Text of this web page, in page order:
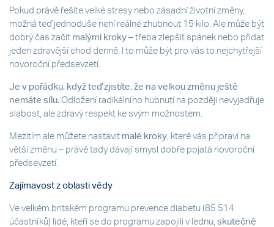
Pokud právě řešíte velké stresy nebo zásadní životní změny,
možná teď jednoduše není reálné zhubnout 15 kilo. Ale může být
dobrý čas začít malými kroky – třeba zlepšit spánek nebo přidat
jeden zdravější chod denně. I to může být pro vás to nejchytřejší
novoroční předsevzetí.
Je v pořádku, když teď zjistíte, že na velkou změnu ještě
nemáte sílu. Odložení radikálního hubnutí na později nevyjadřuje
slabost, ale zdravý respekt ke svým možnostem.
Mezitím ale můžete nastavit malé kroky , které vás připraví na
větší změnu – právě tady dávají smysl dobře pojatá novoroční
předsevzetí.
Zajímavost z oblasti vědy
Ve velkém britském programu prevence diabetu (85 514
účastníků) lidé, kteří se do programu zapojili v lednu, skutečně